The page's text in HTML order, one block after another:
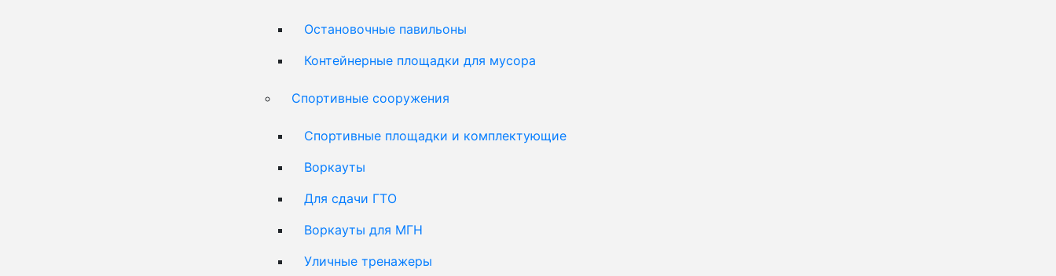
Остановочные павильоны
Контейнерные площадки для мусора
Спортивные сооружения
Спортивные площадки и комплектующие
Воркауты
Для сдачи ГТО
Воркауты для МГН
Уличные тренажеры